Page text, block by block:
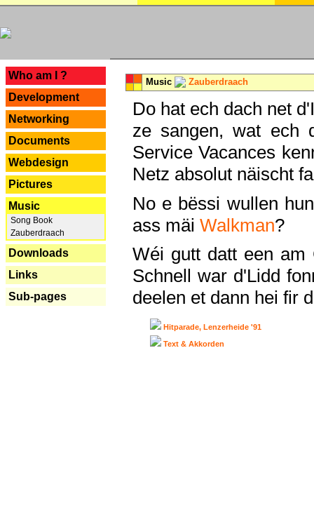
Who am I ?
Development
Networking
Documents
Webdesign
Pictures
Music
Song Book
Zauberdraach
Downloads
Links
Sub-pages
Music Zauberdraach
Do hat ech dach net
ze sangen, wat ech
Service Vacances
Netz absolut näischt
No e bëssi wullen
ass mäi Walkman?
Wéi gutt datt een am
Schnell war d'Lidd
deelen et dann hei fir
Hitparade, Lenzerheide '91
Text & Akkorden